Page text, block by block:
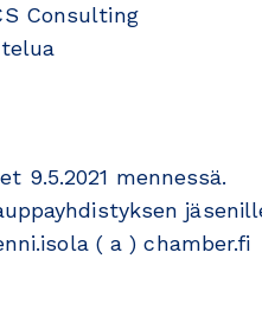
Consulting
9.5.2021 mennessä.
( a ) chamber.fi